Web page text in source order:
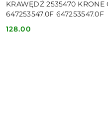
KRAWĘDŻ 2535470
647253547.0F 647253547.0F
Cena:
128.00